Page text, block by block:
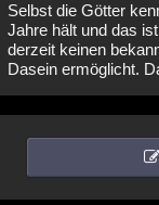
Selbst die Götter
Jahre hält und das
derzeit keinen
Dasein ermöglicht.